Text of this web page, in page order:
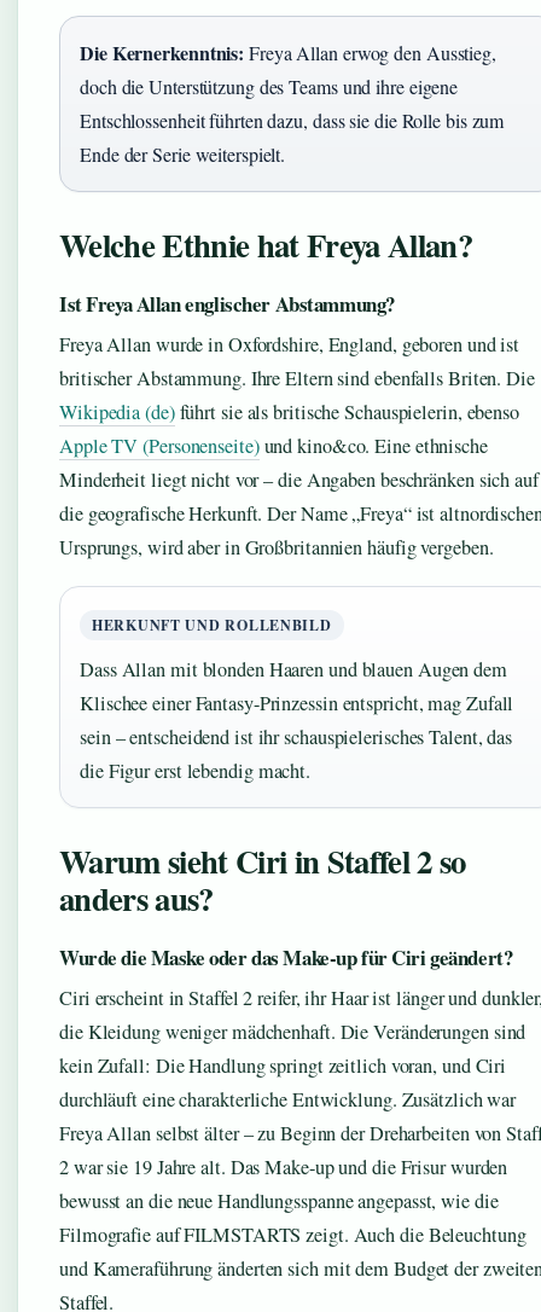
Die Kernerkenntnis: Freya Allan erwog den Ausstieg,
doch die Unterstützung des Teams und ihre eigene
Entschlossenheit führten dazu, dass sie die Rolle bis zum
Ende der Serie weiterspielt.
Welche Ethnie hat Freya Allan?
Ist Freya Allan englischer Abstammung?
Freya Allan wurde in Oxfordshire, England, geboren und ist
britischer Abstammung. Ihre Eltern sind ebenfalls Briten. Die
Wikipedia (de)führt sie als britische Schauspielerin, ebenso
Apple TV (Personenseite)und kino&co. Eine ethnische
Minderheit liegt nicht vor – die Angaben beschränken sich auf
die geografische Herkunft. Der Name „Freya“ ist
Ursprungs, wird aber in Großbritannien häufig vergeben.
HERKUNFT UND ROLLENBILD
Dass Allan mit blonden Haaren und blauen Augen dem
Klischee einer Fantasy-Prinzessin entspricht, mag Zufall
sein – entscheidend ist ihr schauspielerisches Talent, das
die Figur erst lebendig macht.
Warum sieht Ciri in Staffel 2 so
anders aus?
Wurde die Maske oder das Make-up für Ciri geändert?
Ciri erscheint in Staffel 2 reifer, ihr Haar ist länger und
die Kleidung weniger mädchenhaft. Die Veränderungen sind
kein Zufall: Die Handlung springt zeitlich voran, und Ciri
durchläuft eine charakterliche Entwicklung. Zusätzlich war
Freya Allan selbst älter – zu Beginn der Dreharbeiten von
2 war sie 19 Jahre alt. Das Make-up und die Frisur wurden
bewusst an die neue Handlungsspanne angepasst, wie die
Filmografie auf FILMSTARTS zeigt. Auch die Beleuchtung
und Kameraführung änderten sich mit dem Budget der
Staffel.